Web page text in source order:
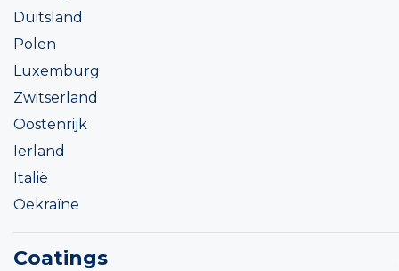
Duitsland
Polen
Luxemburg
Zwitserland
Oostenrijk
Ierland
Italië
Oekraïne
Coatings